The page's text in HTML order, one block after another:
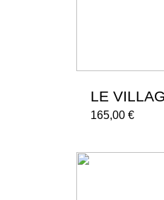
LE
165,00 €